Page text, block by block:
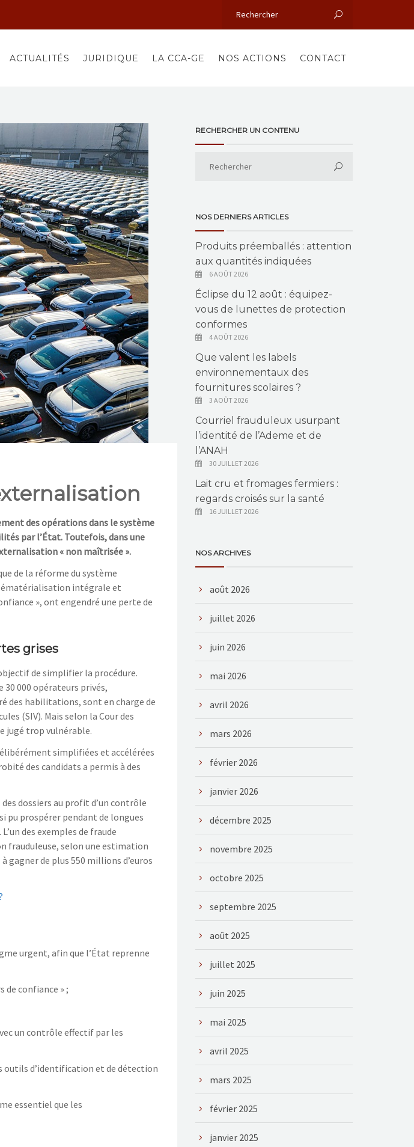
ACTUALITÉS JURIDIQUE LA CCA-GE NOS ACTIONS CONTACT
des opérations dans le système
par l’État. Toutefois, dans une
« non maîtrisée ».
de la réforme du système
dématérialisation intégrale et
», ont engendré une perte de
grises
de simplifier la procédure.
000 opérateurs privés,
des habilitations, sont en charge de
(SIV). Mais selon la Cour des
jugé trop vulnérable.
simplifiées et accélérées
des candidats a permis à des
dossiers au profit d’un contrôle
pu prospérer pendant de longues
des exemples de fraude
frauduleuse, selon une estimation
gagner de plus 550 millions d’euros
urgent, afin que l’État reprenne
de confiance » ;
un contrôle effectif par les
outils d’identification et de détection
essentiel que les
RECHERCHER UN CONTENU
NOS DERNIERS ARTICLES
Produits préemballés : attention
aux quantités indiquées
6 AOÛT 2026
Éclipse du 12 août : équipez-
vous de lunettes de protection
conformes
4 AOÛT 2026
Que valent les labels
environnementaux des
fournitures scolaires ?
3 AOÛT 2026
Courriel frauduleux usurpant
l’identité de l’Ademe et de
l’ANAH
30 JUILLET 2026
Lait cru et fromages fermiers :
regards croisés sur la santé
16 JUILLET 2026
NOS ARCHIVES
août 2026
juillet 2026
juin 2026
mai 2026
avril 2026
mars 2026
février 2026
janvier 2026
décembre 2025
novembre 2025
octobre 2025
septembre 2025
août 2025
juillet 2025
juin 2025
mai 2025
avril 2025
mars 2025
février 2025
janvier 2025